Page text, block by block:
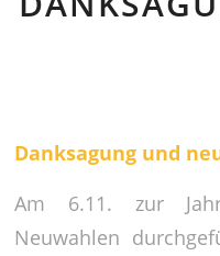
Danksagung und
Am 6.11. zur
Neuwahlen